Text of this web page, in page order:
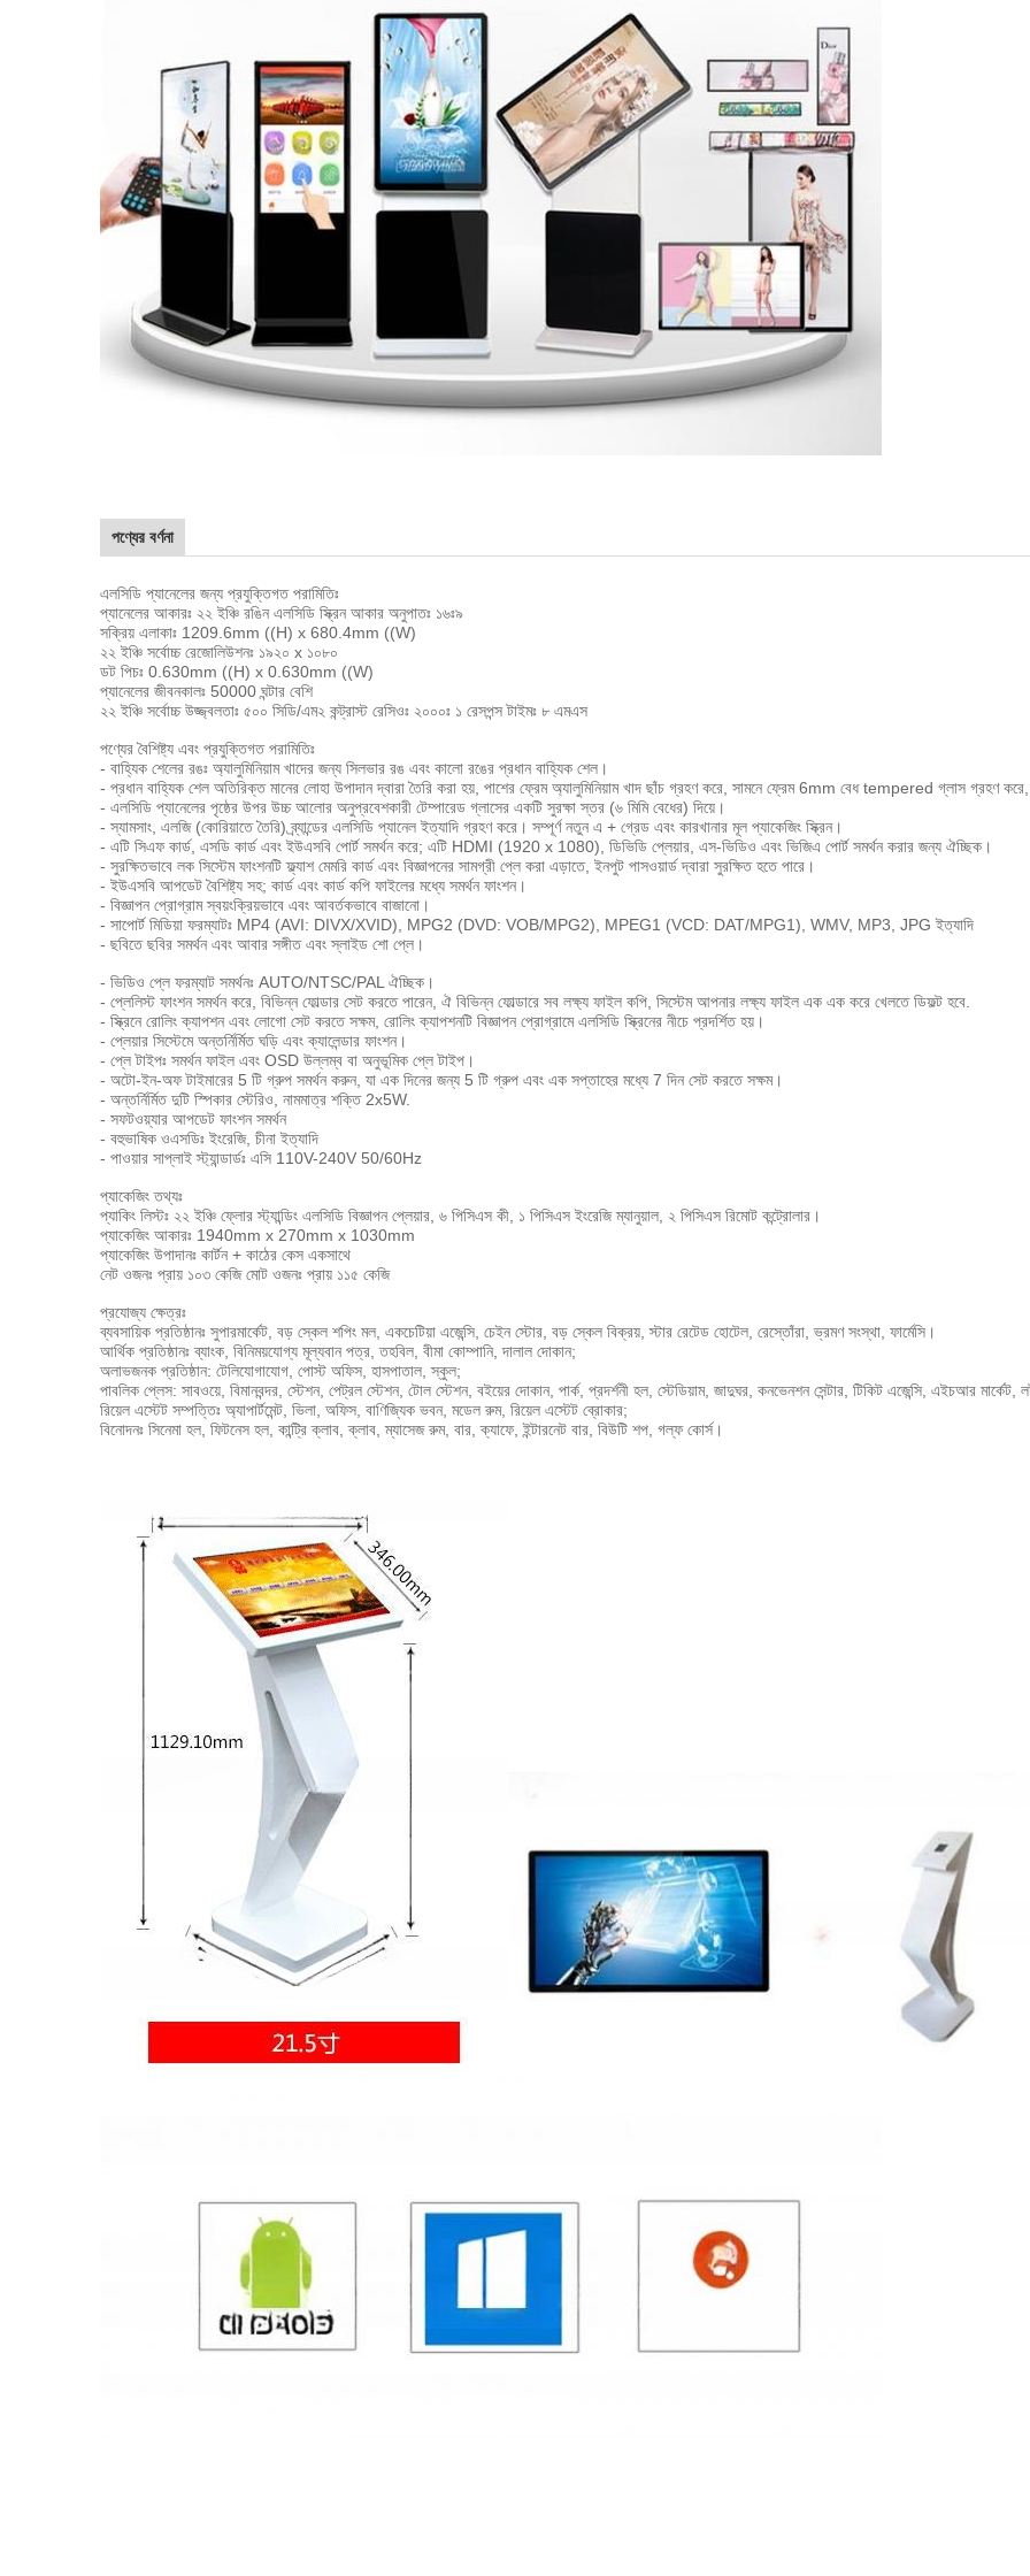
পণ্যের বর্ণনা
এলসিডি প্যানেলের জন্য প্রযুক্তিগত পরামিতিঃ
প্যানেলের আকারঃ ২২ ইঞ্চি রঙিন এলসিডি স্ক্রিন আকার অনুপাতঃ ১৬ঃ৯
সক্রিয় এলাকাঃ 1209.6mm ((H) x 680.4mm ((W)
২২ ইঞ্চি সর্বোচ্চ রেজোলিউশনঃ ১৯২০ x ১০৮০
ডট পিচঃ 0.630mm ((H) x 0.630mm ((W)
প্যানেলের জীবনকালঃ 50000 ঘন্টার বেশি
২২ ইঞ্চি সর্বোচ্চ উজ্জ্বলতাঃ ৫০০ সিডি/এম২ কন্ট্রাস্ট রেসিওঃ ২০০০ঃ ১ রেসপন্স টাইমঃ ৮ এমএস
পণ্যের বৈশিষ্ট্য এবং প্রযুক্তিগত পরামিতিঃ
- বাহ্যিক শেলের রঙঃ অ্যালুমিনিয়াম খাদের জন্য সিলভার রঙ এবং কালো রঙের প্রধান বাহ্যিক শেল।
- প্রধান বাহ্যিক শেল অতিরিক্ত মানের লোহা উপাদান দ্বারা তৈরি করা হয়, পাশের ফ্রেম অ্যালুমিনিয়াম খাদ ছাঁচ গ্রহণ করে, সামনে ফ্রেম 6mm বেধ tempered গ্লাস গ্রহণ
- এলসিডি প্যানেলের পৃষ্ঠের উপর উচ্চ আলোর অনুপ্রবেশকারী টেম্পারেড গ্লাসের একটি সুরক্ষা স্তর (৬ মিমি বেধের) দিয়ে।
- স্যামসাং, এলজি (কোরিয়াতে তৈরি) ব্র্যান্ডের এলসিডি প্যানেল ইত্যাদি গ্রহণ করে। সম্পূর্ণ নতুন এ + গ্রেড এবং কারখানার মূল প্যাকেজিং স্ক্রিন।
- এটি সিএফ কার্ড, এসডি কার্ড এবং ইউএসবি পোর্ট সমর্থন করে; এটি HDMI (1920 x 1080), ডিভিডি প্লেয়ার, এস-ভিডিও এবং ভিজিএ পোর্ট সমর্থন করার জন্য ঐচ্ছিক।
- সুরক্ষিতভাবে লক সিস্টেম ফাংশনটি ফ্ল্যাশ মেমরি কার্ড এবং বিজ্ঞাপনের সামগ্রী প্লে করা এড়াতে, ইনপুট পাসওয়ার্ড দ্বারা সুরক্ষিত হতে পারে।
- ইউএসবি আপডেট বৈশিষ্ট্য সহ; কার্ড এবং কার্ড কপি ফাইলের মধ্যে সমর্থন ফাংশন।
- বিজ্ঞাপন প্রোগ্রাম স্বয়ংক্রিয়ভাবে এবং আবর্তকভাবে বাজানো।
- সাপোর্ট মিডিয়া ফরম্যাটঃ MP4 (AVI: DIVX/XVID), MPG2 (DVD: VOB/MPG2), MPEG1 (VCD: DAT/MPG1), WMV, MP3, JPG ইত্যাদি
- ছবিতে ছবির সমর্থন এবং আবার সঙ্গীত এবং স্লাইড শো প্লে।
- ভিডিও প্লে ফরম্যাট সমর্থনঃ AUTO/NTSC/PAL ঐচ্ছিক।
- প্লেলিস্ট ফাংশন সমর্থন করে, বিভিন্ন ফোল্ডার সেট করতে পারেন, ঐ বিভিন্ন ফোল্ডারে সব লক্ষ্য ফাইল কপি, সিস্টেম আপনার লক্ষ্য ফাইল এক এক করে খেলতে ডিফল্ট হবে.
- স্ক্রিনে রোলিং ক্যাপশন এবং লোগো সেট করতে সক্ষম, রোলিং ক্যাপশনটি বিজ্ঞাপন প্রোগ্রামে এলসিডি স্ক্রিনের নীচে প্রদর্শিত হয়।
- প্লেয়ার সিস্টেমে অন্তর্নির্মিত ঘড়ি এবং ক্যালেন্ডার ফাংশন।
- প্লে টাইপঃ সমর্থন ফাইল এবং OSD উল্লম্ব বা অনুভূমিক প্লে টাইপ।
- অটো-ইন-অফ টাইমারের 5 টি গ্রুপ সমর্থন করুন, যা এক দিনের জন্য 5 টি গ্রুপ এবং এক সপ্তাহের মধ্যে 7 দিন সেট করতে সক্ষম।
- অন্তর্নির্মিত দুটি স্পিকার স্টেরিও, নামমাত্র শক্তি 2x5W.
- সফটওয়্যার আপডেট ফাংশন সমর্থন
- বহুভাষিক ওএসডিঃ ইংরেজি, চীনা ইত্যাদি
- পাওয়ার সাপ্লাই স্ট্যান্ডার্ডঃ এসি 110V-240V 50/60Hz
প্যাকেজিং তথ্যঃ
প্যাকিং লিস্টঃ ২২ ইঞ্চি ফ্লোর স্ট্যান্ডিং এলসিডি বিজ্ঞাপন প্লেয়ার, ৬ পিসিএস কী, ১ পিসিএস ইংরেজি ম্যানুয়াল, ২ পিসিএস রিমোট কন্ট্রোলার।
প্যাকেজিং আকারঃ 1940mm x 270mm x 1030mm
প্যাকেজিং উপাদানঃ কার্টন + কাঠের কেস একসাথে
নেট ওজনঃ প্রায় ১০৩ কেজি মোট ওজনঃ প্রায় ১১৫ কেজি
প্রযোজ্য ক্ষেত্রঃ
ব্যবসায়িক প্রতিষ্ঠানঃ সুপারমার্কেট, বড় স্কেল শপিং মল, একচেটিয়া এজেন্সি, চেইন স্টোর, বড় স্কেল বিক্রয়, স্টার রেটেড হোটেল, রেস্তোঁরা, ভ্রমণ সংস্থা, ফার্মেসি।
আর্থিক প্রতিষ্ঠানঃ ব্যাংক, বিনিময়যোগ্য মূল্যবান পত্র, তহবিল, বীমা কোম্পানি, দালাল দোকান;
অলাভজনক প্রতিষ্ঠান: টেলিযোগাযোগ, পোস্ট অফিস, হাসপাতাল, স্কুল;
পাবলিক প্লেস: সাবওয়ে, বিমানবন্দর, স্টেশন, পেট্রল স্টেশন, টোল স্টেশন, বইয়ের দোকান, পার্ক, প্রদর্শনী হল, স্টেডিয়াম, জাদুঘর, কনভেনশন সেন্টার, টিকিট এজেন্সি, এইচআর মার্কেট,
রিয়েল এস্টেট সম্পত্তিঃ অ্যাপার্টমেন্ট, ভিলা, অফিস, বাণিজ্যিক ভবন, মডেল রুম, রিয়েল এস্টেট ব্রোকার;
বিনোদনঃ সিনেমা হল, ফিটনেস হল, কান্ট্রি ক্লাব, ক্লাব, ম্যাসেজ রুম, বার, ক্যাফে, ইন্টারনেট বার, বিউটি শপ, গল্ফ কোর্স।